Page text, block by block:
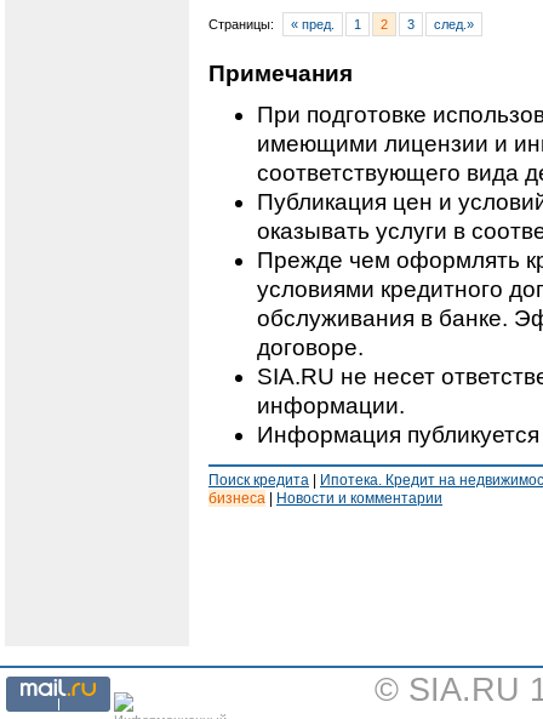
Страницы: « пред. 1 2 3 след.»
Примечания
При подготовке
имеющими лицензии и
соответствующего вида
Публикация цен и
оказывать услуги в
Прежде чем оформлять
условиями кредитного
обслуживания в банке.
договоре.
SIA.RU не несет
информации.
Информация
Поиск кредита
Ипотека. Кредит на
бизнеса
Новости и комментарии
© SIA.RU